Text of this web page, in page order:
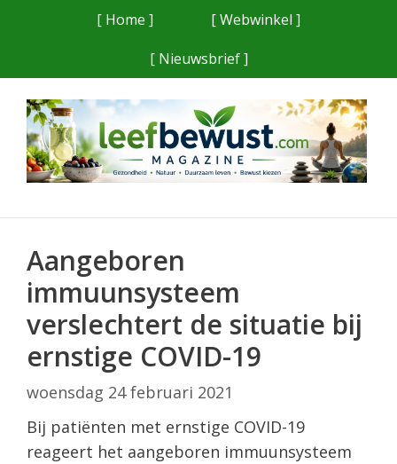
[ Home ]
[ Webwinkel ]
[ Nieuwsbrief ]
Aangeboren
immuunsysteem
verslechtert de situatie bij
ernstige COVID-19
woensdag 24 februari 2021
Bij patiënten met ernstige COVID-19
reageert het aangeboren immuunsysteem